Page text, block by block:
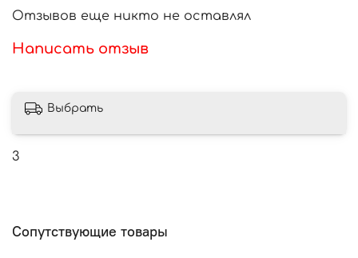
Отзывов еще никто не оставлял
Написать отзыв
Выбрать
3
Сопутствующие товары